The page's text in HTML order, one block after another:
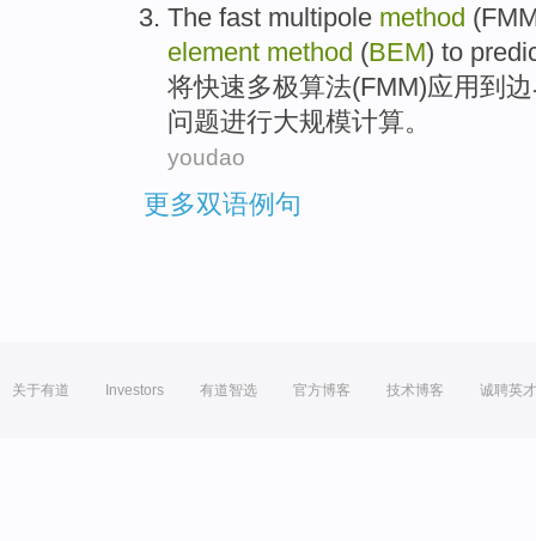
The fast multipole method (
element method (BEM) to
将快速多极算法(FMM)应用到
问题进行大规模计算。
youdao
更多双语例句
关于有道 Investors 有道智选 官方博客 技术博客 诚聘英才